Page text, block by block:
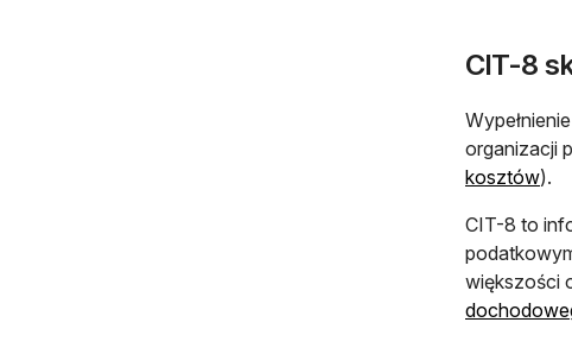
CIT-8
organizacji
kosztów).
CIT-8 to
większości